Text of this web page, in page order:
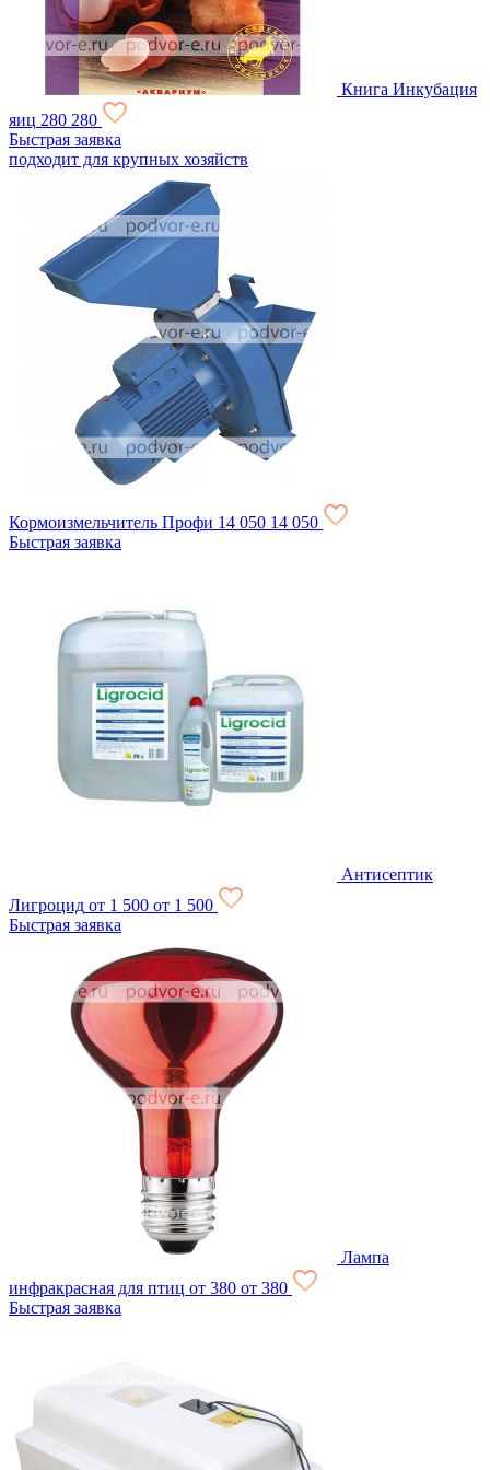
Книга Инкубация
яиц 280 280
Быстрая заявка
подходит для крупных хозяйств
Кормоизмельчитель Профи 14 050 14 050
Быстрая заявка
Антисептик
Лигроцид от 1 500 от 1 500
Быстрая заявка
Лампа
инфракрасная для птиц от 380 от 380
Быстрая заявка